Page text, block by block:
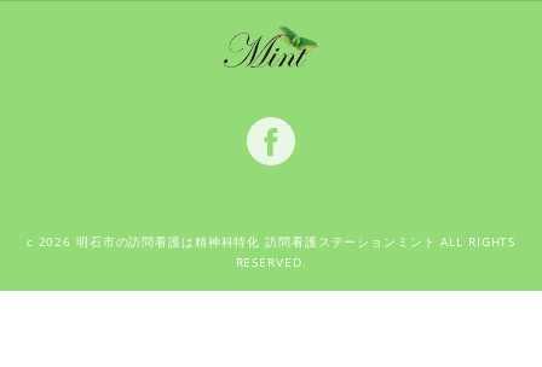
c 2026 明石市の訪問看護は精神科特化 訪問看護ステーションミント ALL RIGHTS
RESERVED.